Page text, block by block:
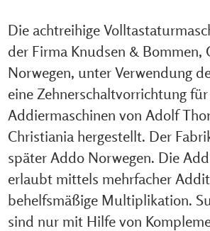
Die achtreihige
der Firma Knudsen & Bommen,
Norwegen, unter Verwendung
eine Zehnerschaltvorrichtung für
Addiermaschinen von Adolf
Christiania hergestellt. Der
später Addo Norwegen. Die
erlaubt mittels mehrfacher
behelfsmäßige Multiplikation.
sind nur mit Hilfe von